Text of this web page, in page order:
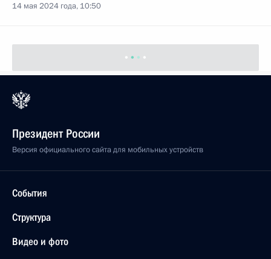
14 мая 2024 года, 10:50
Президент России
Версия официального сайта для мобильных устройств
События
Структура
Видео и фото